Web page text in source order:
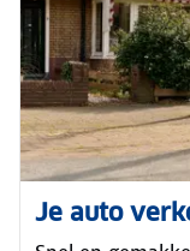
Je auto